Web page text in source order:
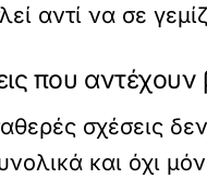
αντί να σε
που
σχέσεις
και όχι